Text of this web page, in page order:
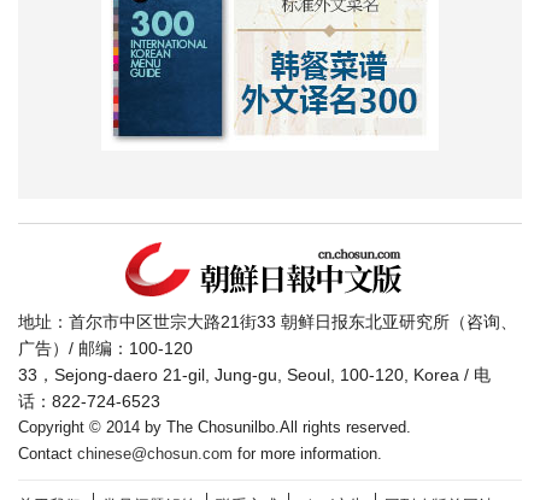
地址：首尔市中区世宗大路21街33 朝鲜日报东北亚研究所（咨询、
广告）/ 邮编：100-120
33，Sejong-daero 21-gil, Jung-gu, Seoul, 100-120, Korea / 电
话：822-724-6523
Copyright © 2014 by The Chosunilbo.All rights reserved.
Contact chinese@chosun.com for more information.